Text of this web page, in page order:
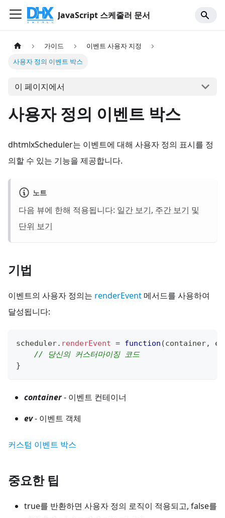
JavaScript 스케줄러 문서
가이드
이벤트 사용자 지정
사용자 정의 이벤트 박스
이 페이지에서
사용자 정의 이벤트 박스
dhtmlxScheduler는 이벤트에 대해 사용자 정의 표시를 정
의할 수 있는 기능을 제공합니다.
노트
다음 뷰에 한해 적용됩니다: 일간 보기, 주간 보기 및
단위 보기
기법
이벤트의 사용자 정의는 renderEvent 메서드를 사용하여
달성됩니다:
scheduler. renderEvent = function (container, ev
// 당신의 커스터마이징 코드
}
container- 이벤트 컨테이너
ev- 이벤트 객체
커스텀 이벤트 박스
중요한 팁
true를 반환하면 사용자 정의 로직이 적용되고, false를